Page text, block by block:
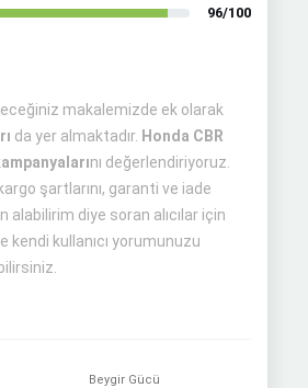
96/100
makalemizde ek olarak
da yer almaktadır. Honda CBR
nı değerlendiriyoruz.
şartlarını, garanti ve iade
alabilirim diye soran alıcılar için
kendi kullanıcı yorumunuzu
Beygir Gücü